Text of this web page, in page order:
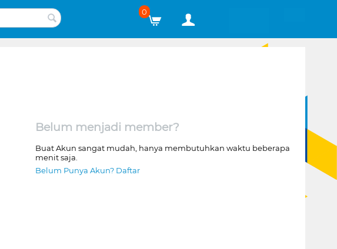
0
Belum menjadi member?
Buat Akun sangat mudah, hanya membutuhkan waktu beberapa
menit saja.
Belum Punya Akun? Daftar